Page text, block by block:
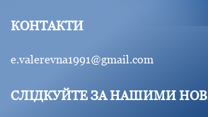
КОНТАКТИ
e.valerevna1991@gmail.com
СЛІДКУЙТЕ ЗА НАШИМИ